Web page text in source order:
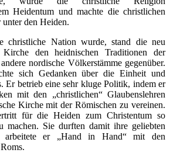
Heidentum und machte die christlichen
den Heiden.
christliche Nation wurde, stand die neu
Kirche den heidnischen Traditionen der
nordische Völkerstämme gegenüber.
sich Gedanken über die Einheit und
Er betrieb eine sehr kluge Politik, indem er
mit den „christlichen“ Glaubenslehren
Kirche mit der Römischen zu vereinen.
für die Heiden zum Christentum so
machen. Sie durften damit ihre geliebten
arbeitete er „Hand in Hand“ mit den